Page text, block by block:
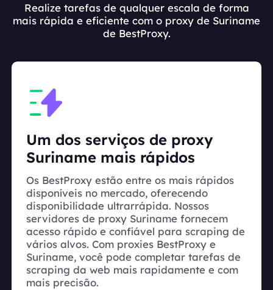
Realize tarefas de qualquer escala de forma
mais rápida e eficiente com o proxy de Suriname
de BestProxy.
Um dos serviços de proxy
Suriname mais rápidos
Os BestProxy estão entre os mais rápidos
disponíveis no mercado, oferecendo
disponibilidade ultrarrápida. Nossos
servidores de proxy Suriname fornecem
acesso rápido e confiável para scraping de
vários alvos. Com proxies BestProxy e
Suriname, você pode completar tarefas de
scraping da web mais rapidamente e com
mais precisão.